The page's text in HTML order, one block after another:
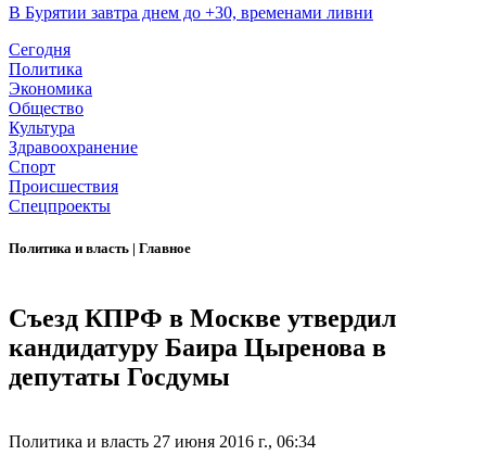
В Бурятии завтра днем до +30, временами ливни
Сегодня
Политика
Экономика
Общество
Культура
Здравоохранение
Спорт
Происшествия
Спецпроекты
Политика и власть | Главное
Съезд КПРФ в Москве утвердил
кандидатуру Баира Цыренова в
депутаты Госдумы
Политика и власть 27 июня 2016 г., 06:34